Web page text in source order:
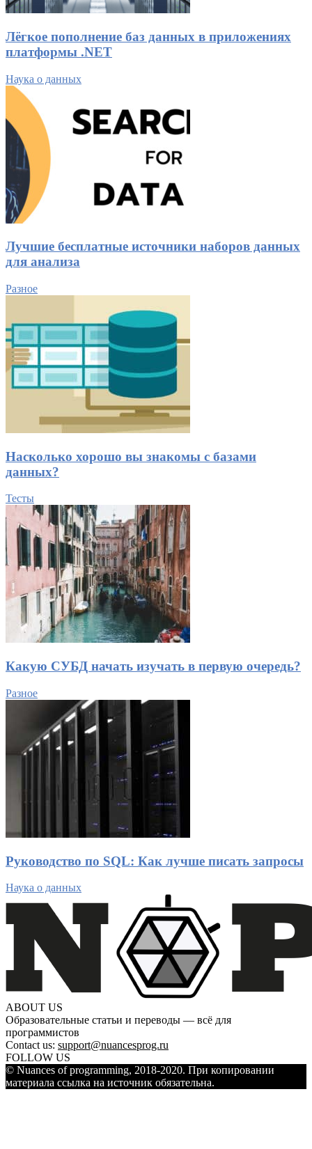
Лёгкое пополнение баз данных в приложениях
платформы .NET
Наука о данных
Лучшие бесплатные источники наборов данных
для анализа
Разное
Насколько хорошо вы знакомы с базами
данных?
Тесты
Какую СУБД начать изучать в первую очередь?
Разное
Руководство по SQL: Как лучше писать запросы
Наука о данных
ABOUT US
Образовательные статьи и переводы — всё для
программистов
Contact us: support@nuancesprog.ru
FOLLOW US
© Nuances of programming, 2018-2020. При копировании
материала ссылка на источник обязательна.